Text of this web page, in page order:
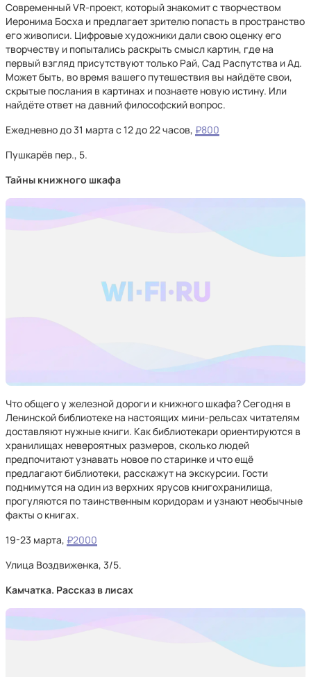
Современный VR-проект, который знакомит с творчеством
Иеронима Босха и предлагает зрителю попасть в пространство
его живописи. Цифровые художники дали свою оценку его
творчеству и попытались раскрыть смысл картин, где на
первый взгляд присутствуют только Рай, Сад Распутства и Ад.
Может быть, во время вашего путешествия вы найдёте свои,
скрытые послания в картинах и познаете новую истину. Или
найдёте ответ на давний философский вопрос.
Ежедневно до 31 марта с 12 до 22 часов, ₽800
Пушкарёв пер., 5.
Тайны книжного шкафа
Что общего у железной дороги и книжного шкафа? Сегодня в
Ленинской библиотеке на настоящих мини-рельсах читателям
доставляют нужные книги. Как библиотекари ориентируются в
хранилищах невероятных размеров, сколько людей
предпочитают узнавать новое по старинке и что ещё
предлагают библиотеки, расскажут на экскурсии. Гости
поднимутся на один из верхних ярусов книгохранилища,
прогуляются по таинственным коридорам и узнают необычные
факты о книгах.
19-23 марта, ₽2000
Улица Воздвиженка, 3/5.
Камчатка. Рассказ в лисах